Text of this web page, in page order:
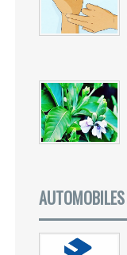
AUTOMOBILES